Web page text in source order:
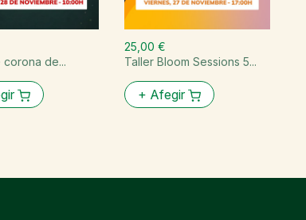
corona de...
25,00 €
Taller Bloom Sessions 5...
+ Afegir